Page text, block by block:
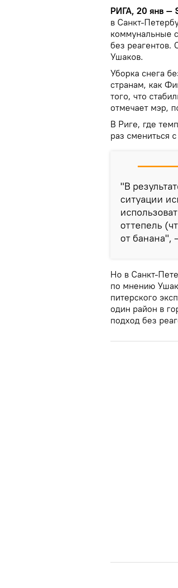
РИГА, 20 янв —
в Санкт-
коммунальные
без реагентов.
Ушаков.
Уборка снега
странам, как
того, что
отмечает мэр,
В Риге, где
раз смениться
"В
ситуации
оттепель
от банана",
Но в Санкт-
по мнению
питерского
один район в
подход без